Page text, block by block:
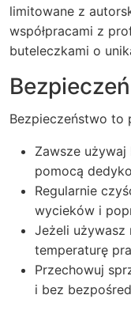
limitowane z
współpracami z
buteleczkami o
Bezpieczeństwo to
Zawsze
pomocą
Regularnie
wycieków i
Jeżeli używasz
temperaturę
Przechowuj
i bez